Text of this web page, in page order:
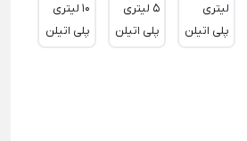
لیتری
پلی اتیلن
5 لیتری
پلی اتیلن
10 لیتری
پلی اتیلن